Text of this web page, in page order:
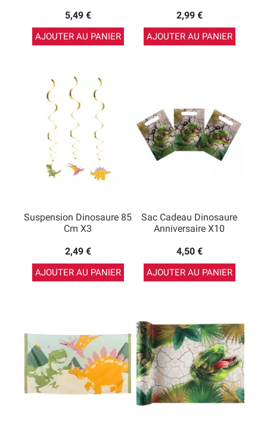
5,49 €
AJOUTER AU PANIER
2,99 €
AJOUTER AU PANIER
Suspension Dinosaure 85
Cm X3
2,49 €
AJOUTER AU PANIER
Sac Cadeau Dinosaure
Anniversaire X10
4,50 €
AJOUTER AU PANIER